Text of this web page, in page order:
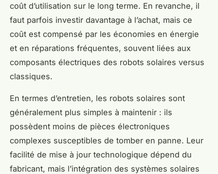
coût d’utilisation sur le long terme. En revanche, il
faut parfois investir davantage à l’achat, mais ce
coût est compensé par les économies en énergie
et en réparations fréquentes, souvent liées aux
composants électriques des robots solaires versus
classiques.
En termes d’entretien, les robots solaires sont
généralement plus simples à maintenir : ils
possèdent moins de pièces électroniques
complexes susceptibles de tomber en panne. Leur
facilité de mise à jour technologique dépend du
fabricant, mais l’intégration des systèmes solaires